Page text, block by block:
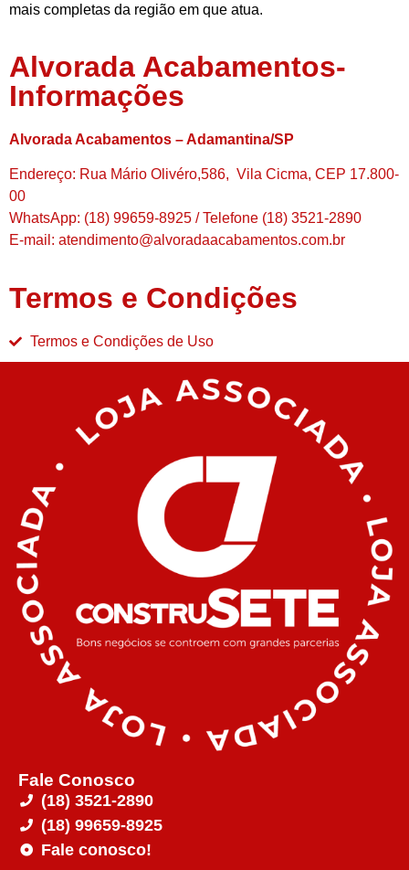
mais completas da região em que atua.
Alvorada Acabamentos-
Informações
Alvorada Acabamentos – Adamantina/SP
Endereço: Rua Mário Olivéro,586, Vila Cicma, CEP 17.800-
00
WhatsApp: (18) 99659-8925 / Telefone (18) 3521-2890
E-mail: atendimento@alvoradaacabamentos.com.br
Termos e Condições
Termos e Condições de Uso
Fale Conosco
(18) 3521-2890
(18) 99659-8925
Fale conosco!